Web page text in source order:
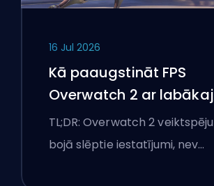
16 Jul 2026
Kā paaugstināt FPS
Overwatch 2 ar
iestatījumiem
TL;DR: Overwatch 2
bojā slēptie iestatījumi, nev…